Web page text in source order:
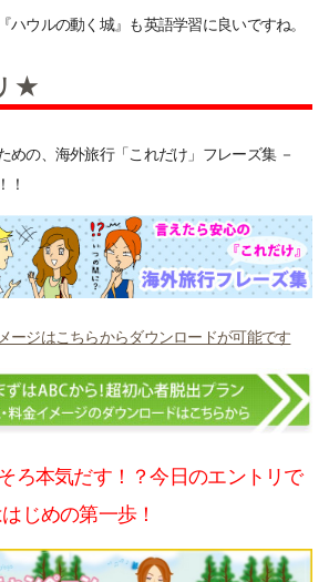
ハウルの動く城』も英語学習に良いですね。
★
めの、海外旅行「これだけ」フレーズ集 －
！
ージはこちらからダウンロードが可能です
ろ本気だす！？今日のエントリで
じめの第一歩！